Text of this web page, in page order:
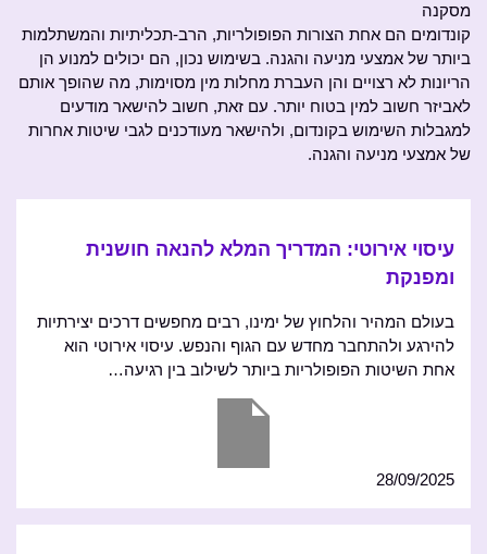
מסקנה
קונדומים הם אחת הצורות הפופולריות, הרב-תכליתיות והמשתלמות
ביותר של אמצעי מניעה והגנה. בשימוש נכון, הם יכולים למנוע הן
הריונות לא רצויים והן העברת מחלות מין מסוימות, מה שהופך אותם
לאביזר חשוב למין בטוח יותר. עם זאת, חשוב להישאר מודעים
למגבלות השימוש בקונדום, ולהישאר מעודכנים לגבי שיטות אחרות
של אמצעי מניעה והגנה.
עיסוי אירוטי: המדריך המלא להנאה חושנית
ומפנקת
בעולם המהיר והלחוץ של ימינו, רבים מחפשים דרכים יצירתיות
להירגע ולהתחבר מחדש עם הגוף והנפש. עיסוי אירוטי הוא
אחת השיטות הפופולריות ביותר לשילוב בין רגיעה…
28/09/2025